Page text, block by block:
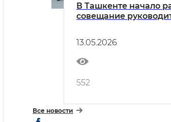
В Ташкенте начало
совещание
министерств
государств-
Содружества
13.05.2026
552
Все новости